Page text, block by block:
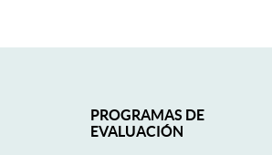
PROGRAMAS DE
EVALUACIÓN